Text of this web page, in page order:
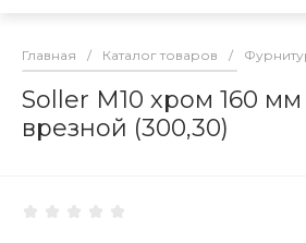
Главная / Каталог товаров /
Soller М10 хром 160
врезной (300,30)